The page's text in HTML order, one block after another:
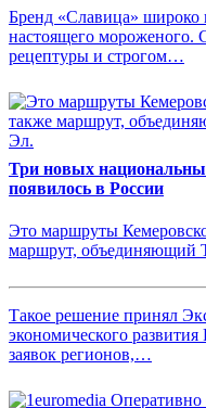
Бренд «Славица» широко
настоящего мороженого.
рецептуры и строгом…
Три новых
появилось в России
Это маршруты
маршрут, объединяющий
Такое решение принял
экономического
заявок регионов,…